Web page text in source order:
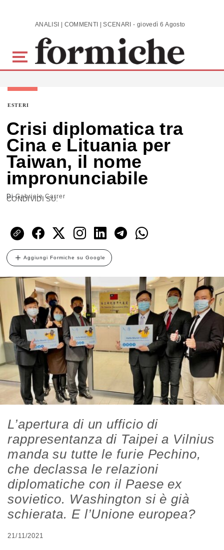
Skip to main content ANALISI | COMMENTI | SCENARI - giovedì 6 Agosto 2026
ESTERI
Crisi diplomatica tra
Cina e Lituania per
Taiwan, il nome
impronunciabile
DiGabriele Carrer
CONDIVIDI SU:
Aggiungi Formiche su Google
L’apertura di un ufficio di
rappresentanza di Taipei a Vilnius
manda su tutte le furie Pechino,
che declassa le relazioni
diplomatiche con il Paese ex
sovietico. Washington si è già
schierata. E l’Unione europea?
21/11/2021